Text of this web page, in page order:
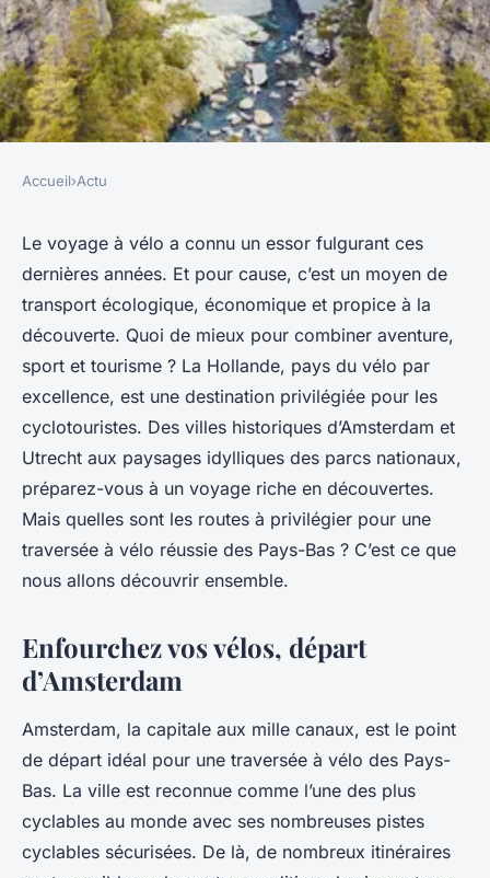
Quels sont les meilleurs
itinéraires pour une traversée
à vélo des Pays-Bas ?
Baptiste• 12 février 2024 •3 min de lecture
Accueil›Actu
Le voyage à vélo a connu un essor fulgurant ces
dernières années. Et pour cause, c’est un moyen de
transport écologique, économique et propice à la
découverte. Quoi de mieux pour combiner aventure,
sport et tourisme ? La Hollande, pays du vélo par
excellence, est une destination privilégiée pour les
cyclotouristes. Des villes historiques d’Amsterdam et
Utrecht aux paysages idylliques des parcs nationaux,
préparez-vous à un voyage riche en découvertes.
Mais quelles sont les routes à privilégier pour une
traversée à vélo réussie des Pays-Bas ? C’est ce que
nous allons découvrir ensemble.
Enfourchez vos vélos, départ
d’Amsterdam
Amsterdam, la capitale aux mille canaux, est le point
de départ idéal pour une traversée à vélo des Pays-
Bas. La ville est reconnue comme l’une des plus
cyclables au monde avec ses nombreuses pistes
cyclables sécurisées. De là, de nombreux itinéraires